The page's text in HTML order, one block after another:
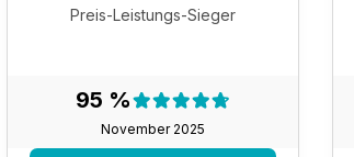
Preis-Leistungs-Sieger
95 %
November 2025
Testergebnis:
95 %